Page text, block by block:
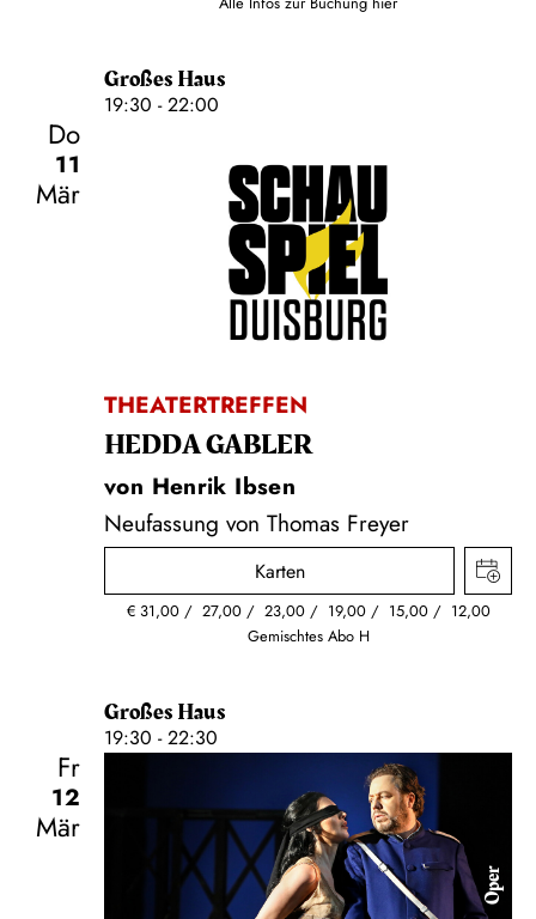
Großes Haus
19:30 - 22:00
Do
11
Mär
THEATERTREFFEN
HEDDA GABLER
von Henrik Ibsen
Neufassung von Thomas Freyer
Karten
€ 31,00 27,00 23,00 19,00 15,00
12,00
Gemischtes Abo H
Großes Haus
19:30 - 22:30
Fr
12
Mär
Oper